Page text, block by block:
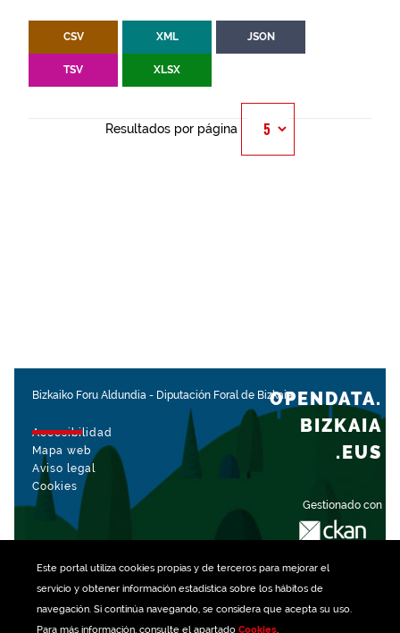
Este portal utiliza cookiespropias y de terceros para mejorar el
servicio y obtener información estadística sobre los hábitos de
navegación. Si continúa navegando, se considera que acepta su uso.
Para más información, consulte el apartado Cookies.
CSV XML JSON
TSV XLSX
Resultados por página
Bizkaiko Foru Aldundia - Diputación Foral de Bizkaia
Accesibilidad
Mapa web
Aviso legal
Cookies
Gestionado con
OPENDATA.
BIZKAIA
.EUS